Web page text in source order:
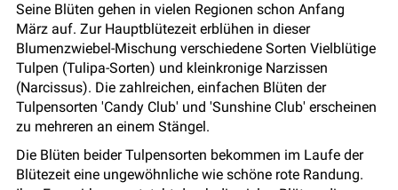
Seine Blüten gehen in vielen Regionen schon Anfang
März auf. Zur Hauptblütezeit erblühen in dieser
Blumenzwiebel-Mischung verschiedene Sorten Vielblütige
Tulpen (Tulipa-Sorten) und kleinkronige Narzissen
(Narcissus). Die zahlreichen, einfachen Blüten der
Tulpensorten 'Candy Club' und 'Sunshine Club' erscheinen
zu mehreren an einem Stängel.
Die Blüten beider Tulpensorten bekommen im Laufe der
Blütezeit eine ungewöhnliche wie schöne rote Randung.